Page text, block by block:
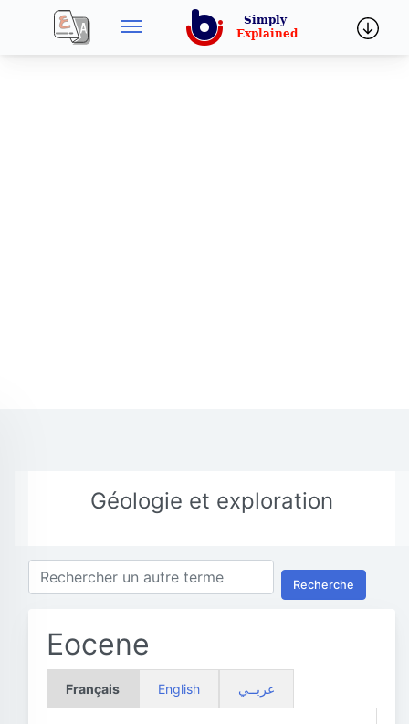
Géologie et exploration
Recherche
Eocene
Français English عربــي